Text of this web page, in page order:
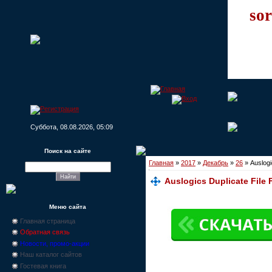
Суббота, 08.08.2026, 05:09
Поиск на сайте
Меню сайта
Главная страница
Обратная связь
Новости, промо-акции
Наш каталог сайтов
Гостевая книга
Главная » 2017 » Декабрь » 26 »
Auslogics Duplicate File